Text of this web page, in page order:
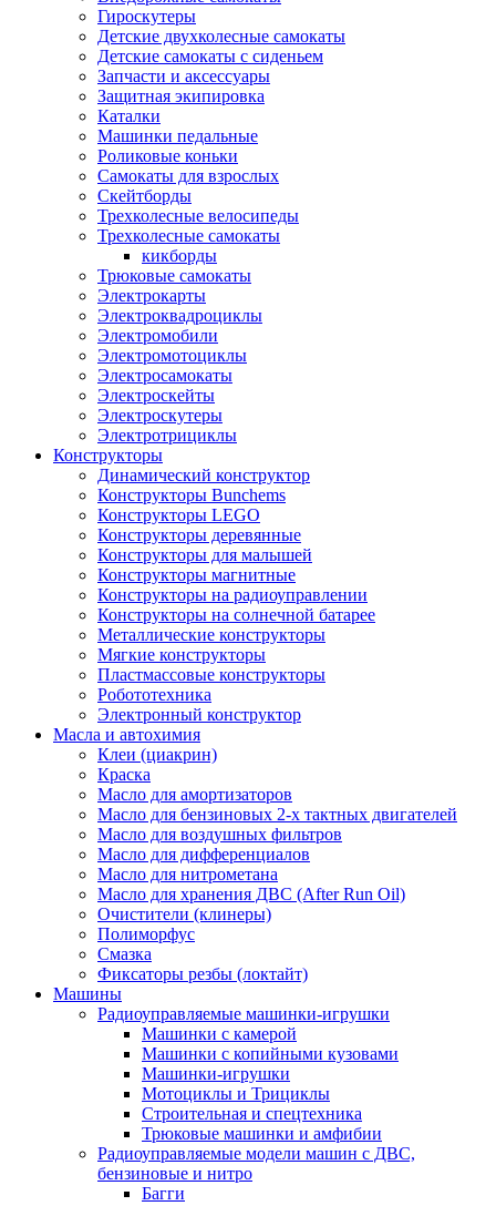
Гироскутеры
Детские двухколесные самокаты
Детские самокаты с сиденьем
Запчасти и аксессуары
Защитная экипировка
Каталки
Машинки педальные
Роликовые коньки
Самокаты для взрослых
Скейтборды
Трехколесные велосипеды
Трехколесные самокаты
кикборды
Трюковые самокаты
Электрокарты
Электроквадроциклы
Электромобили
Электромотоциклы
Электросамокаты
Электроскейты
Электроскутеры
Электротрициклы
Конструкторы
Динамический конструктор
Конструкторы Bunchems
Конструкторы LEGO
Конструкторы деревянные
Конструкторы для малышей
Конструкторы магнитные
Конструкторы на радиоуправлении
Конструкторы на солнечной батарее
Металлические конструкторы
Мягкие конструкторы
Пластмассовые конструкторы
Робототехника
Электронный конструктор
Масла и автохимия
Клеи (циакрин)
Краска
Масло для амортизаторов
Масло для бензиновых 2-х тактных двигателей
Масло для воздушных фильтров
Масло для дифференциалов
Масло для нитрометана
Масло для хранения ДВС (After Run Oil)
Очистители (клинеры)
Полиморфус
Смазка
Фиксаторы резбы (локтайт)
Машины
Радиоуправляемые машинки-игрушки
Машинки с камерой
Машинки с копийными кузовами
Машинки-игрушки
Мотоциклы и Трициклы
Строительная и спецтехника
Трюковые машинки и амфибии
Радиоуправляемые модели машин с ДВС,
бензиновые и нитро
Багги